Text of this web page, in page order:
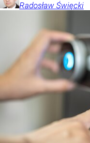
Radosław Święcki